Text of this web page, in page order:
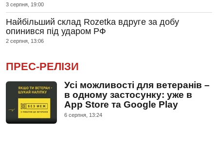
3 серпня, 19:00
Найбільший склад Rozetka вдруге за добу
опинився під ударом РФ
2 серпня, 13:06
ПРЕС-РЕЛІЗИ
Усі можливості для ветеранів –
в одному застосунку: уже в
App Store та Google Play
6 серпня, 13:24